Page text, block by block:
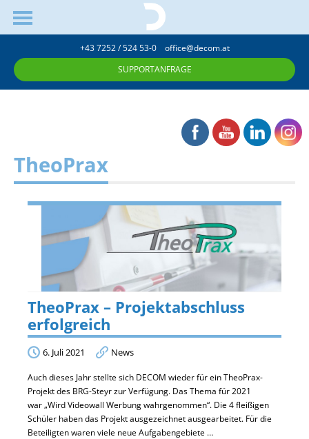
+43 7252 / 524 53-0 office@decom.at
SUPPORTANFRAGE
TheoPrax
TheoPrax – Projektabschluss
erfolgreich
6. Juli 2021 News
Auch dieses Jahr stellte sich DECOM wieder für ein TheoPrax-
Projekt des BRG-Steyr zur Verfügung. Das Thema für 2021
war „Wird Videowall Werbung wahrgenommen“. Die 4 fleißigen
Schüler haben das Projekt ausgezeichnet ausgearbeitet. Für die
Beteiligten waren viele neue Aufgabengebiete …